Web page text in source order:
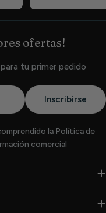
ofertas!
para tu primer pedido
Inscribirse
la Política de
comercial